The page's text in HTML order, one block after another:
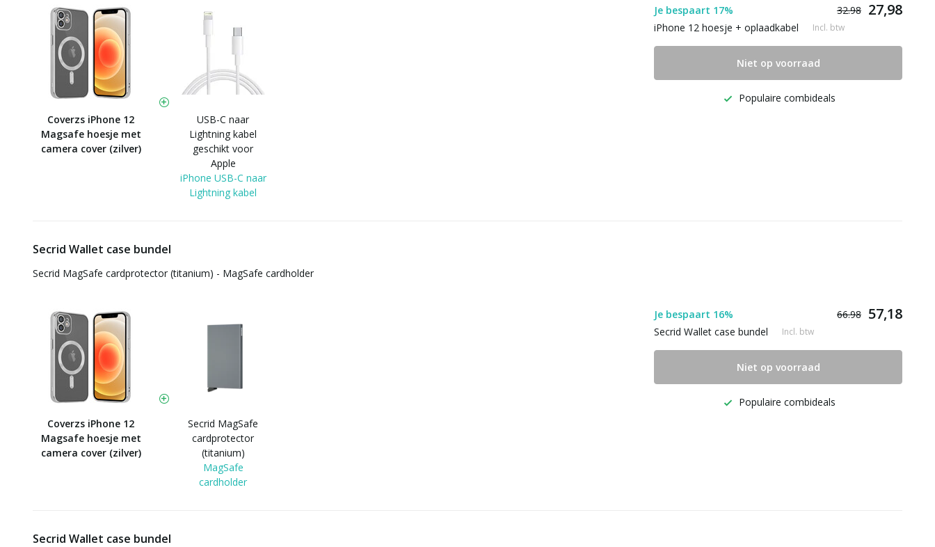
Coverzs iPhone 12
Magsafe hoesje met
camera cover (zilver)
USB-C naar
Lightning kabel
geschikt voor
Apple
iPhone USB-C naar
Lightning kabel
Je bespaart 17% 32.98 27,98
iPhone 12 hoesje + oplaadkabel Incl. btw
Niet op voorraad
Populaire combideals
Secrid Wallet case bundel
Secrid MagSafe cardprotector (titanium) - MagSafe cardholder
Coverzs iPhone 12
Magsafe hoesje met
camera cover (zilver)
Secrid MagSafe
cardprotector
(titanium)
MagSafe
cardholder
Je bespaart 16% 66.98 57,18
Secrid Wallet case bundel Incl. btw
Niet op voorraad
Populaire combideals
Secrid Wallet case bundel